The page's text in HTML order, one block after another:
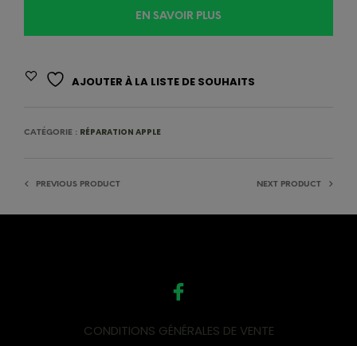
EN SAVOIR PLUS
AJOUTER À LA LISTE DE SOUHAITS
CATÉGORIE : RÉPARATION APPLE
PREVIOUS PRODUCT NEXT PRODUCT
CONDITIONS GÉNÉRALES DE VENTE